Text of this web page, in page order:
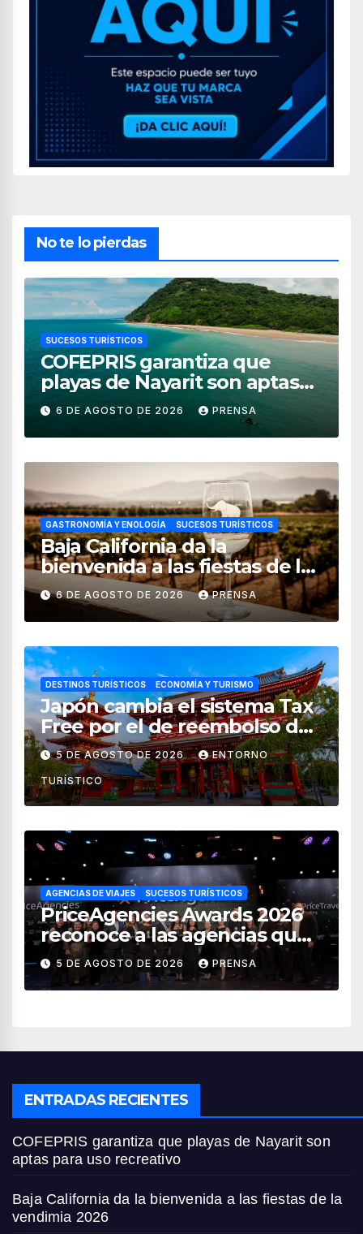
No te lo pierdas
SUCESOS TURÍSTICOS
COFEPRIS garantiza que
playas de Nayarit son aptas
para uso recreativo
6 DE AGOSTO DE 2026 PRENSA
GASTRONOMÍA Y ENOLOGÍA SUCESOS TURÍSTICOS
Baja California da la
bienvenida a las fiestas de la
vendimia 2026
6 DE AGOSTO DE 2026 PRENSA
DESTINOS TURÍSTICOS ECONOMÍA Y TURISMO
Japón cambia el sistema Tax
Free por el de reembolso de
impuestos desde noviembre
de 2026
5 DE AGOSTO DE 2026 ENTORNO
TURÍSTICO
AGENCIAS DE VIAJES SUCESOS TURÍSTICOS
PriceAgencies Awards 2026
reconoce a las agencias que
impulsan el crecimiento del
turismo en México
5 DE AGOSTO DE 2026 PRENSA
ENTRADAS RECIENTES
COFEPRIS garantiza que playas de Nayarit son
aptas para uso recreativo
Baja California da la bienvenida a las fiestas de la
vendimia 2026